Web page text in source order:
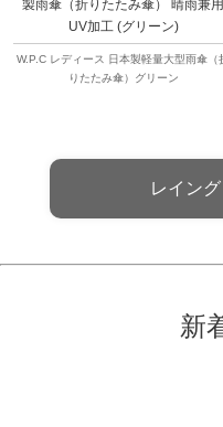
製雨傘（折りたたみ傘） 晴雨兼用
UV加工 (グリーン)
W.P.C レディース 日本製軽量大型雨傘（
りたたみ傘）グリーン
レイン
新